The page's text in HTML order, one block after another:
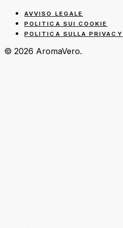
AVVISO LEGALE
POLITICA SUI COOKIE
POLITICA SULLA PRIVACY
© 2026 AromaVero.